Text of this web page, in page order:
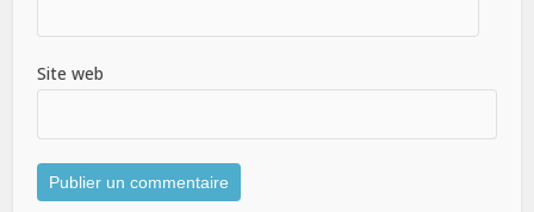
Site web